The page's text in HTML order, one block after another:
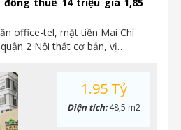
office-tel, mặt tiền Mai Chí
2 Nội thất cơ bản, vị…
1.95 Tỷ
Diện tích:48,5 m2